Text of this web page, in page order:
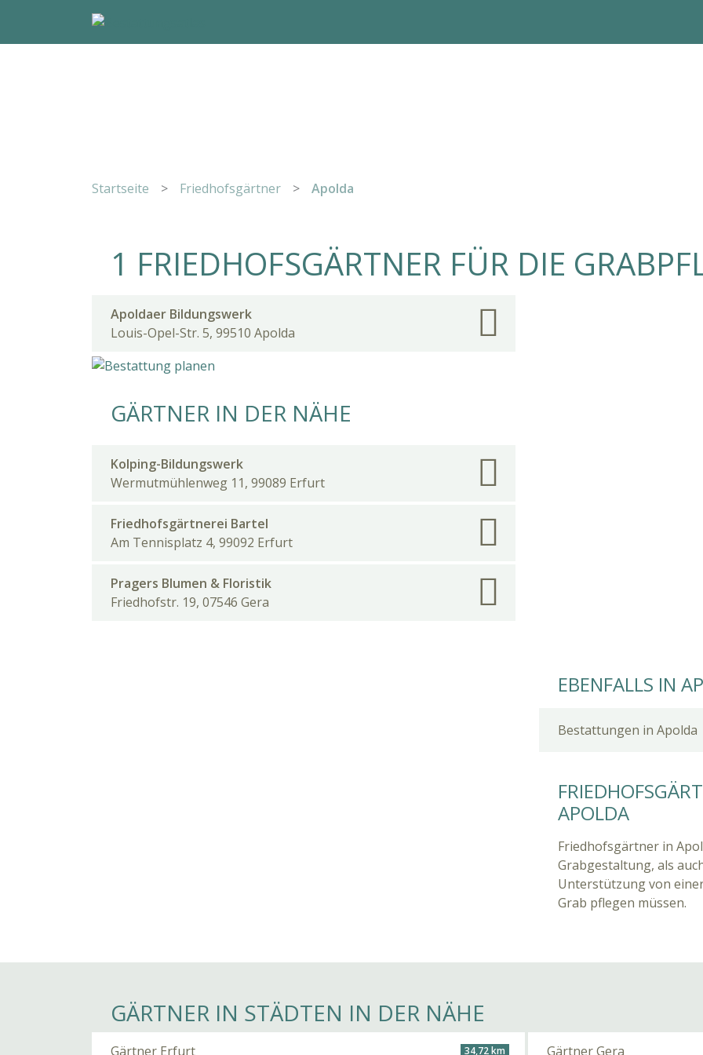
Startseite > Friedhofsgärtner > Apolda
1 FRIEDHOFSGÄRTNER FÜR DIE
Apoldaer Bildungswerk
Louis-Opel-Str. 5, 99510 Apolda
GÄRTNER IN DER NÄHE
Kolping-Bildungswerk
Wermutmühlenweg 11, 99089 Erfurt
Friedhofsgärtnerei Bartel
Am Tennisplatz 4, 99092 Erfurt
Pragers Blumen & Floristik
Friedhofstr. 19, 07546 Gera
EBENFALLS IN
Bestattungen in Apolda
APOLDA
Friedhofsgärtner in
Grabgestaltung, als
Unterstützung von
Grab pflegen müssen.
GÄRTNER IN STÄDTEN IN DER NÄHE
Gärtner Erfurt 34,72 km Gärtner Gera